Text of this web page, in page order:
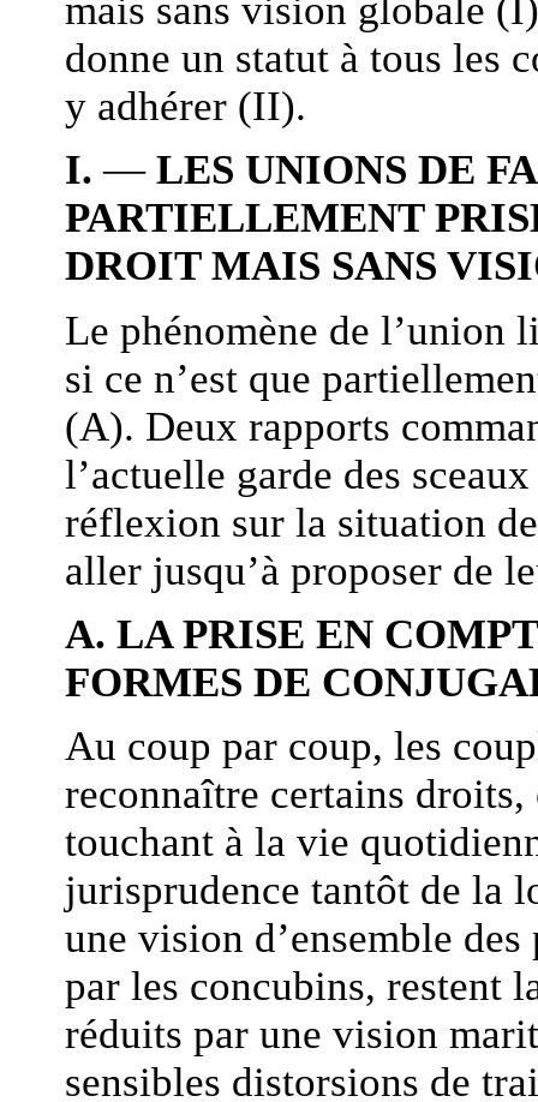
mais sans vision globale
donne un statut à tous les
y adhérer (II).
I.—LES UNIONS DE
PARTIELLEMENT
DROIT MAIS SANS
Le phénomène de l’union
si ce n’est que
(A). Deux rapports
l’actuelle garde des
réflexion sur la situation
aller jusqu’à proposer de
A. LA PRISE EN
FORMES DE
Au coup par coup, les
reconnaître certains
touchant à la vie
jurisprudence tantôt de la
une vision d’ensemble
par les concubins, restent
réduits par une vision
sensibles distorsions de